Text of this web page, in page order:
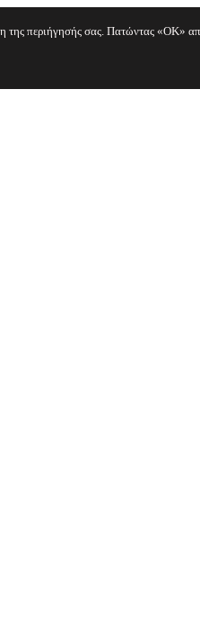
της περιήγησής σας. Πατώντας